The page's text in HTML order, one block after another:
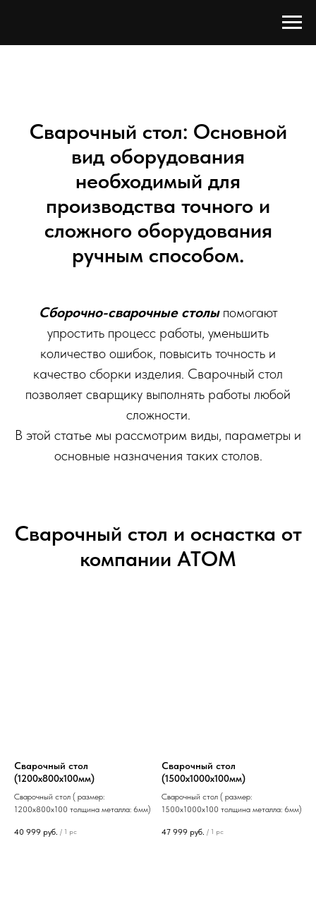
Сварочный стол: Основной
вид оборудования
необходимый для
производства точного и
сложного оборудования
ручным способом.
Сборочно-сварочные столыпомогают
упростить процесс работы, уменьшить
количество ошибок, повысить точность и
качество сборки изделия. Сварочный стол
позволяет сварщику выполнять работы любой
сложности.
В этой статье мы рассмотрим виды, параметры и
основные назначения таких столов.
Сварочный стол и оснастка от
компании АТОМ
Сварочный стол
(1200х800х100мм)
Сварочный стол ( размер:
1200х800х100 толщина металла: 6мм)
40 999 руб. / 1 pc
Сварочный стол
(1500х1000х100мм)
Сварочный стол ( размер:
1500х1000х100 толщина металла: 6мм)
47 999 руб. / 1 pc